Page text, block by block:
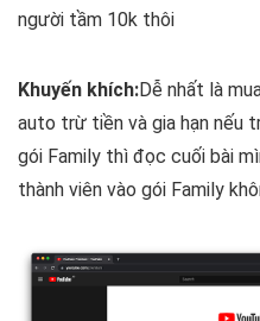
người tầm 10k thôi
Khuyến khích:Dễ nhất là
auto trừ tiền và gia hạn nếu
gói Family thì đọc cuối bài
thành viên vào gói Family